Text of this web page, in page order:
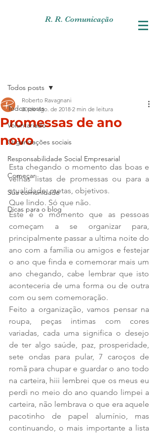
R. R. Comunicação
Todos posts
Voluntariado
Organizações sociais
Responsabilidade Social Empresarial
Começar
Sua comunidade
Dicas para o blog
Todos posts
Promessas de ano
novo
Roberto Ravagnani
20 de ago. de 2018 2 min de leitura
Esta chegando o momento das boas e
velhas listas de promessas ou para a
atualidade, metas, objetivos.
Que lindo. Só que não.
Este é o momento que as pessoas
começam a se organizar para,
principalmente passar a ultima noite do
ano com a família ou amigos e festejar
o ano que finda e comemorar mais um
ano chegando, cabe lembrar que isto
aconteceria de uma forma ou de outra
com ou sem comemoração.
Feito a organização, vamos pensar na
roupa, peças intimas com cores
variadas, cada uma significa o desejo
de ter algo saúde, paz, prosperidade,
sete ondas para pular, 7 caroços de
romã para chupar e guardar o ano todo
na carteira, hiii lembrei que os meus eu
perdi no meio do ano quando limpei a
carteira, não lembrava o que era aquele
pacotinho de papel alumínio, mas
continuando, o mais importante a lista